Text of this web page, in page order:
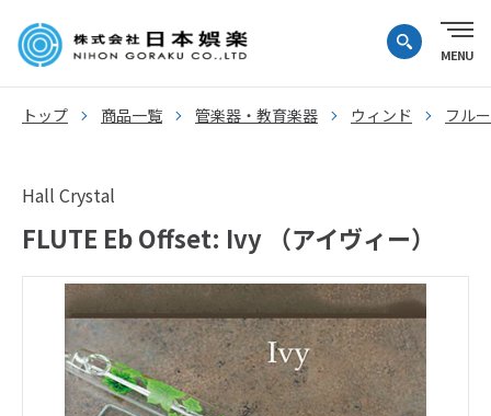
トップ 商品一覧 管楽器・教育楽器 ウィンド フル
Hall Crystal
FLUTE Eb Offset: Ivy （アイヴィー）